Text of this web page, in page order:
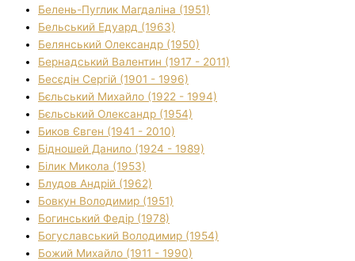
Белень-Пуглик Магдаліна (1951)
Бельський Едуард (1963)
Белянський Олександр (1950)
Бернадський Валентин (1917 - 2011)
Бесєдін Сергій (1901 - 1996)
Бєльський Михайло (1922 - 1994)
Бєльський Олександр (1954)
Биков Євген (1941 - 2010)
Бідношей Данило (1924 - 1989)
Білик Микола (1953)
Блудов Андрій (1962)
Бовкун Володимир (1951)
Богинський Федір (1978)
Богуславський Володимир (1954)
Божий Михайло (1911 - 1990)